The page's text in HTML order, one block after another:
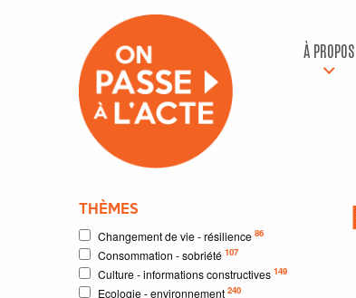
À PROPOS
THÈMES
Changement de vie - résilience 86
Consommation - sobriété 107
Culture - informations constructives 149
Ecologie - environnement 240